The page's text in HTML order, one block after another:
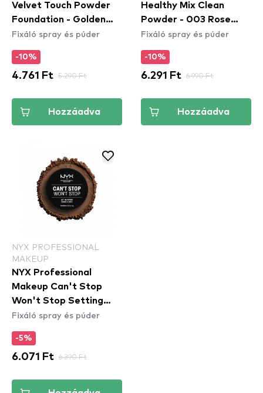
Velvet Touch Powder
Foundation - Golden
Beige
Fixáló spray és púder
-10%
4.761 Ft 5.290 Ft
Hozzáadva
Healthy Mix Clean
Powder - 003 Rose
Beige
Fixáló spray és púder
-10%
6.291 Ft 6.990 Ft
Hozzáadva
NYX PROFESSIONAL
MAKEUP
NYX Professional
Makeup Can't Stop
Won't Stop Setting
Powder fixáló púder -
Fixáló spray és púder
-5%
6.071 Ft 6.390 Ft